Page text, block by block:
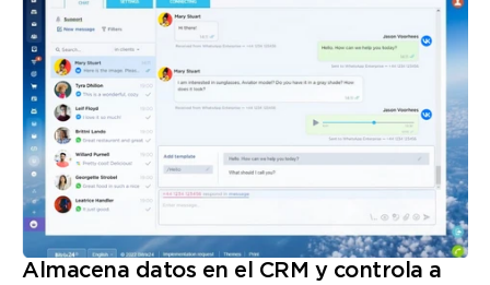
Almacena datos en el CRM y controla a